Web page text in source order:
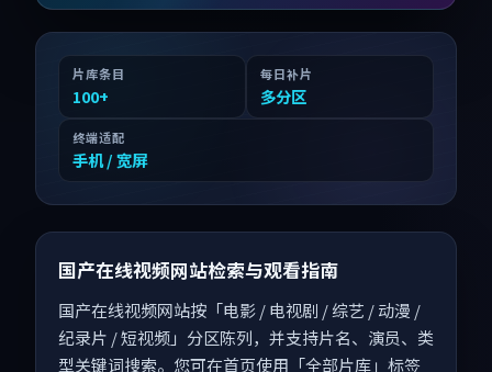
片库条目
100+
每日补片
多分区
终端适配
手机 / 宽屏
国产在线视频网站检索与观看指南
国产在线视频网站按「电影 / 电视剧 / 综艺 / 动漫 /
纪录片 / 短视频」分区陈列，并支持片名、演员、类
型关键词搜索。您可在首页使用「全部片库」标签